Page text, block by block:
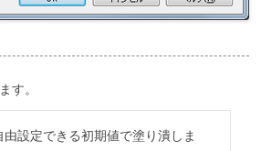
す。
由設定できる初期値で塗り潰しま